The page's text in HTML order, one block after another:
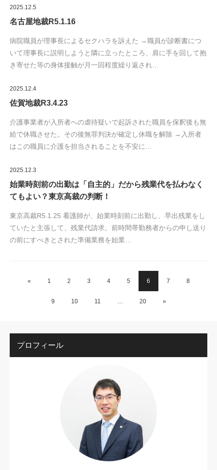
2025.12.5
名古屋地裁R5.1.16
病院職員が理事長によるセクハラを訴えた →職員が診断書につ
いて理事長に説明しようと隣に立ったところ、肩に手を回して抱
き寄せた等の身体接触が月一回程度繰り返され…
2025.12.4
佐賀地裁R3.4.23
介護事業者が入所者への虐待疑いで起訴された職員を保釈後も無
給で休職させた。その後無罪判決が確定し休職を解除 →入所者
はこの職員に介護を担当されることを不安に…
2025.12.3
始業時刻前の出勤は「自主的」だから残業代を払わなく
てもよい？東京高裁の判断！
東京高裁R5.1.25 看護師が、始業時刻前に出勤し、早出残業をし
ていたと主張して、残業代請求。前時間帯勤務者からの申し送り
の前にすべきとされた準備業務を始業…
« 1 2 3 4 5 6 7 8
9 10 11 … 20 »
プロフィール